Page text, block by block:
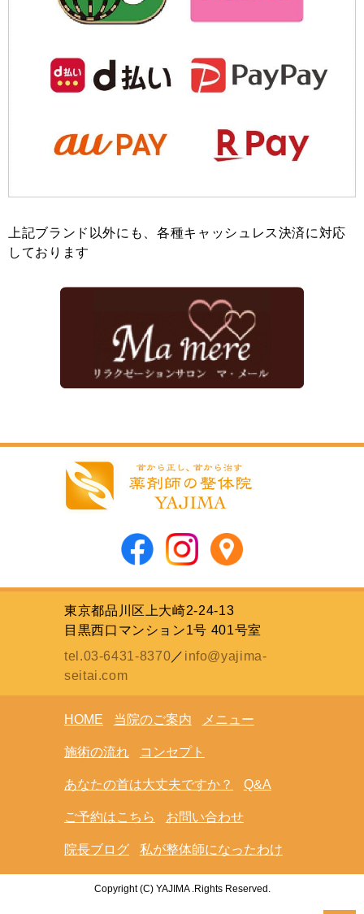
上記ブランド以外にも、各種キャッシュレス決済に対応
しております
東京都品川区上大崎2-24-13
目黒西口マンション1号 401号室
tel.03-6431-8370／ info@yajima-
seitai.com
HOME 当院のご案内 メニュー
施術の流れ コンセプト
あなたの首は大丈夫ですか？ Q&A
ご予約はこちら お問い合わせ
院長ブログ 私が整体師になったわけ
Copyright (C) YAJIMA .Rights Reserved.